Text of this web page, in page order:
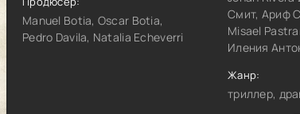
Manuel Botia, Oscar Botia,
Pedro Davila, Natalia Echeverri
Смит, Ариф
Misael
Иления
Жанр:
триллер,